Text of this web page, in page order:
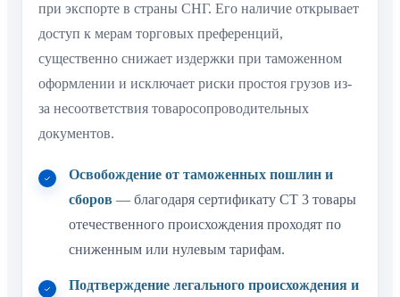
при экспорте в страны СНГ. Его наличие открывает
доступ к мерам торговых преференций,
существенно снижает издержки при таможенном
оформлении и исключает риски простоя грузов из-
за несоответствия товаросопроводительных
документов.
Освобождение от таможенных пошлин и
сборов — благодаря сертификату СТ 3 товары
отечественного происхождения проходят по
сниженным или нулевым тарифам.
Подтверждение легального происхождения и